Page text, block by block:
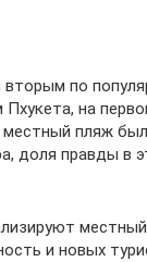
по
на
пляж
доля правды в
и новых